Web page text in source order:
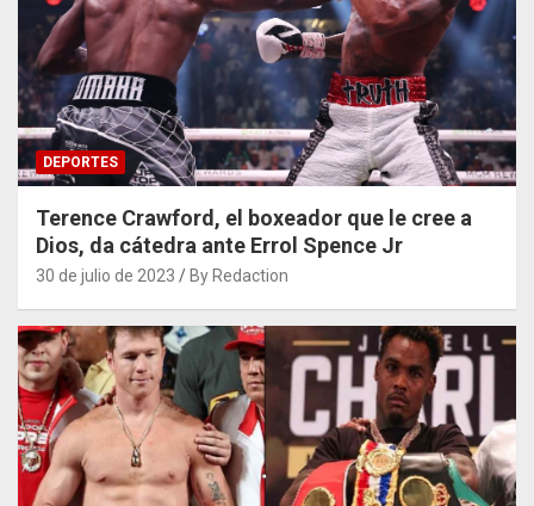
DEPORTES
Terence Crawford, el boxeador que le cree a
Dios, da cátedra ante Errol Spence Jr
30 de julio de 2023 By Redaction